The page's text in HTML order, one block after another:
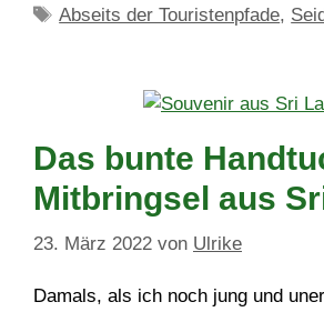
Schlagwörter
Abseits der Touristenpfade,
Das bunte
Mitbringsel aus
23. März 2022 von Ulrike
Damals, als ich noch jung und